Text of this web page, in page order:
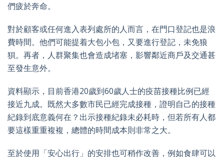
們疲於奔命。
對於顧客或任何進入表列處所的人而言，在門口登記也是浪
費時間。他們可能提着大包小包，又要進行登記，未免狼
狽。再者，人群聚集也會造成堵塞，影響鄰近商戶及交通甚
至發生意外。
資料顯示，目前香港20歲到60歲人士的疫苗接種比例已經
接近九成。既然大多數市民已經完成接種，證明自己的接種
紀錄到底意義何在？出示接種紀錄未必耗時，但若所有人都
要這樣重重複複，總體的時間成本則非常之大。
至於使用「安心出行」的安排也可稍作改善，例如食肆可以